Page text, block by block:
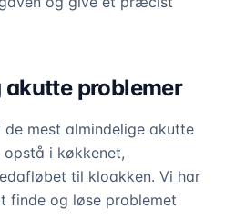
problemer
mest almindelige akutte
opstå i køkkenet,
til kloakken. Vi har
finde og løse problemet